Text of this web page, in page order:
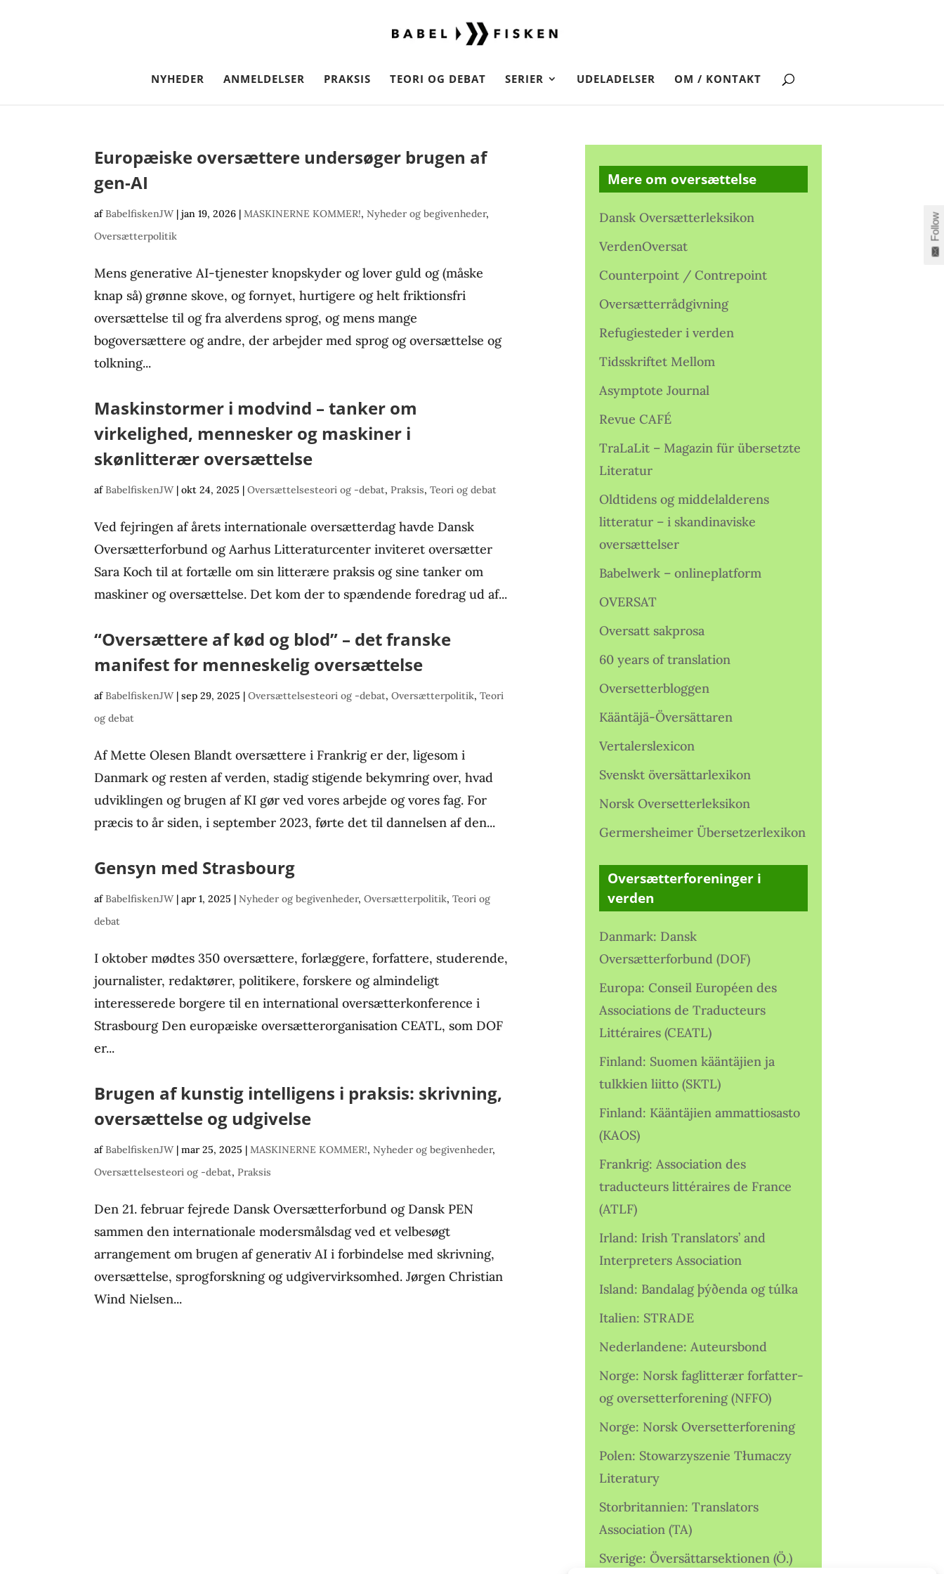
NYHEDER ANMELDELSER PRAKSIS TEORI OG DEBAT SERIER UDELADELSER OM / KONTAKT
Europæiske oversættere undersøger brugen af
gen-AI
afBabelfiskenJW |jan 19, 2026 |MASKINERNE KOMMER!,Nyheder og begivenheder,
Oversætterpolitik
Mens generative AI-tjenester knopskyder og lover guld og (måske
knap så) grønne skove, og fornyet, hurtigere og helt friktionsfri
oversættelse til og fra alverdens sprog, og mens mange
bogoversættere og andre, der arbejder med sprog og oversættelse og
tolkning...
Maskinstormer i modvind – tanker om
virkelighed, mennesker og maskiner i
skønlitterær oversættelse
afBabelfiskenJW |okt 24, 2025 |Oversættelsesteori og -debat,Praksis,Teori og debat
Ved fejringen af årets internationale oversætterdag havde Dansk
Oversætterforbund og Aarhus Litteraturcenter inviteret oversætter
Sara Koch til at fortælle om sin litterære praksis og sine tanker om
maskiner og oversættelse. Det kom der to spændende foredrag ud af...
“Oversættere af kød og blod” – det franske
manifest for menneskelig oversættelse
afBabelfiskenJW |sep 29, 2025 |Oversættelsesteori og -debat,Oversætterpolitik,Teori
og debat
Af Mette Olesen Blandt oversættere i Frankrig er der, ligesom i
Danmark og resten af verden, stadig stigende bekymring over, hvad
udviklingen og brugen af KI gør ved vores arbejde og vores fag. For
præcis to år siden, i september 2023, førte det til dannelsen af den...
Gensyn med Strasbourg
afBabelfiskenJW |apr 1, 2025 |Nyheder og begivenheder,Oversætterpolitik,Teori og
debat
I oktober mødtes 350 oversættere, forlæggere, forfattere, studerende,
journalister, redaktører, politikere, forskere og almindeligt
interesserede borgere til en international oversætterkonference i
Strasbourg Den europæiske oversætterorganisation CEATL, som DOF
er...
Brugen af kunstig intelligens i praksis: skrivning,
oversættelse og udgivelse
afBabelfiskenJW |mar 25, 2025 |MASKINERNE KOMMER!,Nyheder og begivenheder,
Oversættelsesteori og -debat,Praksis
Den 21. februar fejrede Dansk Oversætterforbund og Dansk PEN
sammen den internationale modersmålsdag ved et velbesøgt
arrangement om brugen af generativ AI i forbindelse med skrivning,
oversættelse, sprogforskning og udgivervirksomhed. Jørgen Christian
Wind Nielsen...
Mere om oversættelse
Dansk Oversætterleksikon
VerdenOversat
Counterpoint / Contrepoint
Oversætterrådgivning
Refugiesteder i verden
Tidsskriftet Mellom
Asymptote Journal
Revue CAFÉ
TraLaLit – Magazin für übersetzte
Literatur
Oldtidens og middelalderens
litteratur – i skandinaviske
oversættelser
Babelwerk – onlineplatform
OVERSAT
Oversatt sakprosa
60 years of translation
Oversetterbloggen
Kääntäjä-Översättaren
Vertalerslexicon
Svenskt översättarlexikon
Norsk Oversetterleksikon
Germersheimer Übersetzerlexikon
Oversætterforeninger i
verden
Danmark: Dansk
Oversætterforbund (DOF)
Europa: Conseil Européen des
Associations de Traducteurs
Littéraires (CEATL)
Finland: Suomen kääntäjien ja
tulkkien liitto (SKTL)
Finland: Kääntäjien ammattiosasto
(KAOS)
Frankrig: Association des
traducteurs littéraires de France
(ATLF)
Irland: Irish Translators’ and
Interpreters Association
Island: Bandalag þýðenda og túlka
Italien: STRADE
Nederlandene: Auteursbond
Norge: Norsk faglitterær forfatter-
og oversetterforening (NFFO)
Norge: Norsk Oversetterforening
Polen: Stowarzyszenie Tłumaczy
Literatury
Storbritannien: Translators
Association (TA)
Sverige: Översättarsektionen (Ö.)
Follow